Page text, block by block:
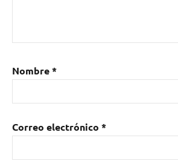
Nombre*
Correo electrónico *